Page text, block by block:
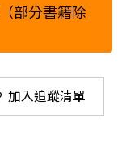
部分書籍除
加入追蹤清單